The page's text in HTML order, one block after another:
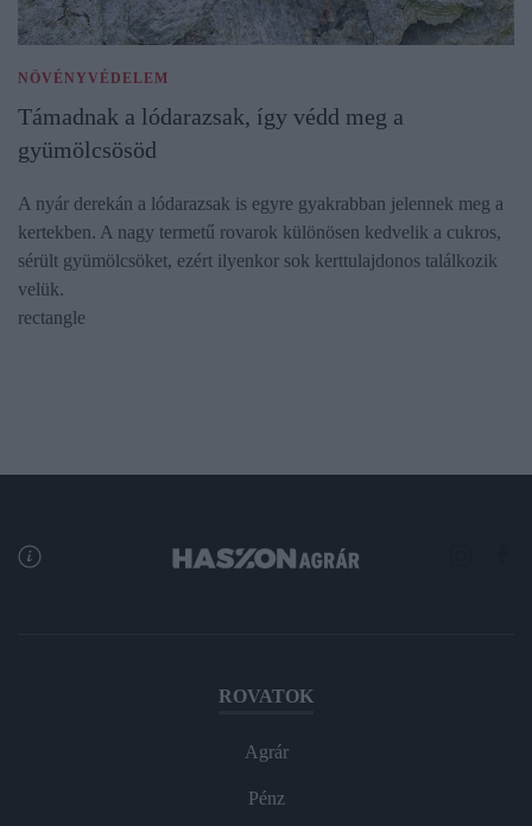
NÖVÉNYVÉDELEM
Támadnak a lódarazsak, így védd meg a
gyümölcsösöd
A nyár derekán a lódarazsak is egyre gyakrabban jelennek meg a
kertekben. A nagy termetű rovarok különösen kedvelik a cukros,
sérült gyümölcsöket, ezért ilyenkor sok kerttulajdonos találkozik
velük.
rectangle
ROVATOK
Agrár
Pénz